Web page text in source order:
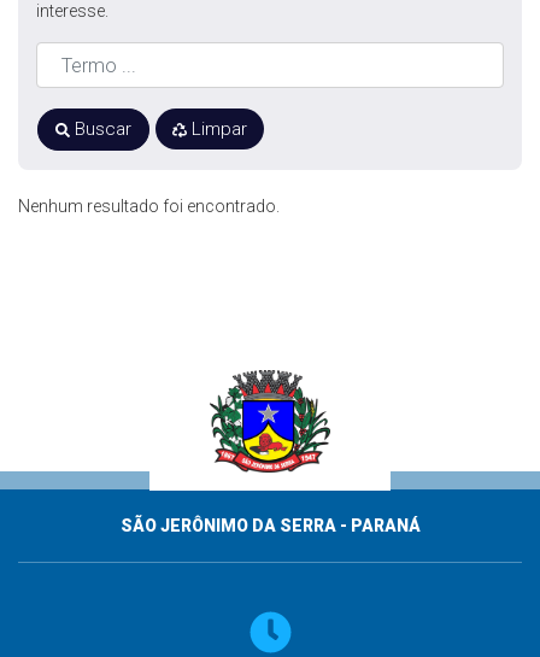
Nenhum resultado foi encontrado.
interesse.
Buscar Limpar
SÃO JERÔNIMO DA SERRA - PARANÁ